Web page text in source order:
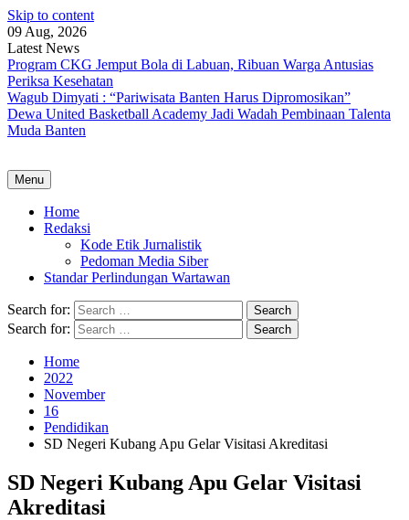
Skip to content
09 Aug, 2026
Latest News
Program CKG Jemput Bola di Labuan, Ribuan Warga Antusias
Periksa Kesehatan
Wagub Dimyati : “Pariwisata Banten Harus Dipromosikan”
Dewa United Basketball Academy Jadi Wadah Pembinaan Talenta
Muda Banten
Menu
Home
Redaksi
Kode Etik Jurnalistik
Pedoman Media Siber
Standar Perlindungan Wartawan
Search for:
Search for:
Home
2022
November
16
Pendidikan
SD Negeri Kubang Apu Gelar Visitasi Akreditasi
SD Negeri Kubang Apu Gelar Visitasi
Akreditasi